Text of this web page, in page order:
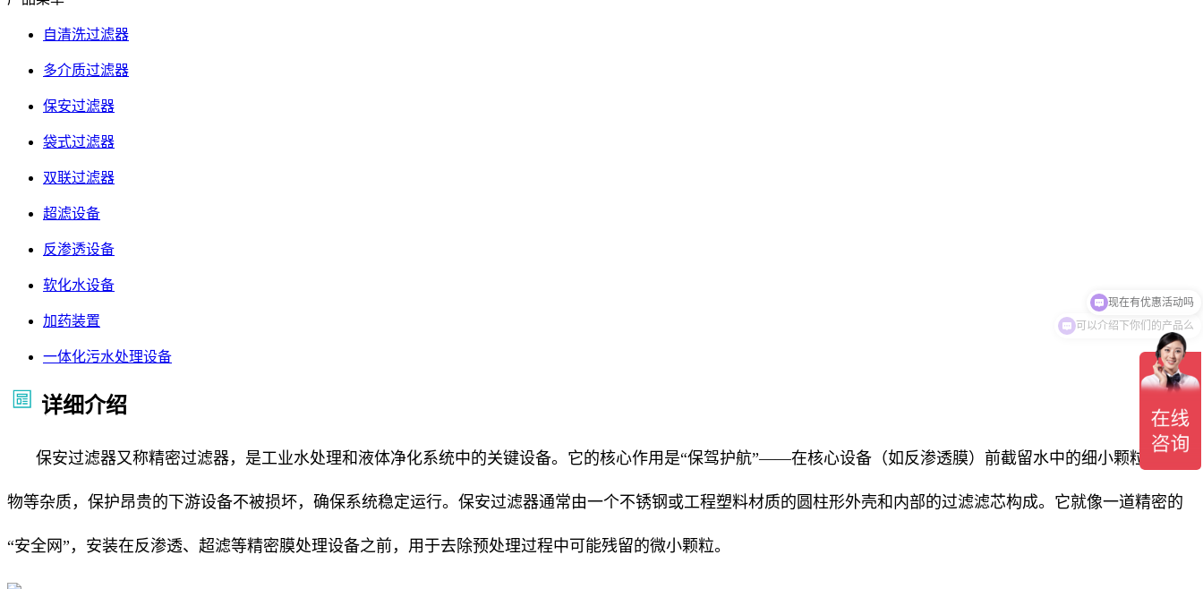
自清洗过滤器
多介质过滤器
保安过滤器
袋式过滤器
双联过滤器
超滤设备
反渗透设备
软化水设备
加药装置
一体化污水处理设备
详细介绍
保安过滤器又称精密过滤器，是工业水处理和液体净化系统中的关键设备。它的核心作用是“保驾护航”——在核心设备（如反渗透膜）前截留水中的细小颗粒、悬浮
物等杂质，保护昂贵的下游设备不被损坏，确保系统稳定运行。保安过滤器通常由一个不锈钢或工程塑料材质的圆柱形外壳和内部的过滤滤芯构成。它就像一道精密的
“安全网”，安装在反渗透、超滤等精密膜处理设备之前，用于去除预处理过程中可能残留的微小颗粒。
可以介绍下你们的产品么